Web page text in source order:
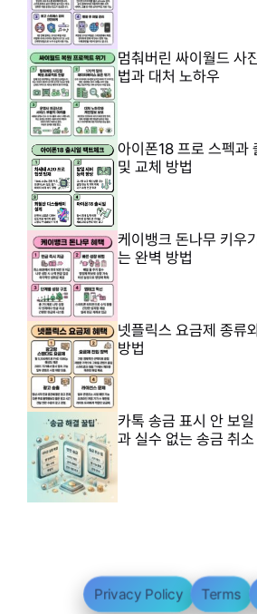
멈춰버린 싸이월드 사
법과 대처 노하우
아이폰18 프로 스펙과
및 교체 방법
케이뱅크 돈나무 키우
는 완벽 방법
넷플릭스 요금제 종류
방법
카톡 송금 표시 안 보
과 실수 없는 송금 취소
Privacy Policy Terms